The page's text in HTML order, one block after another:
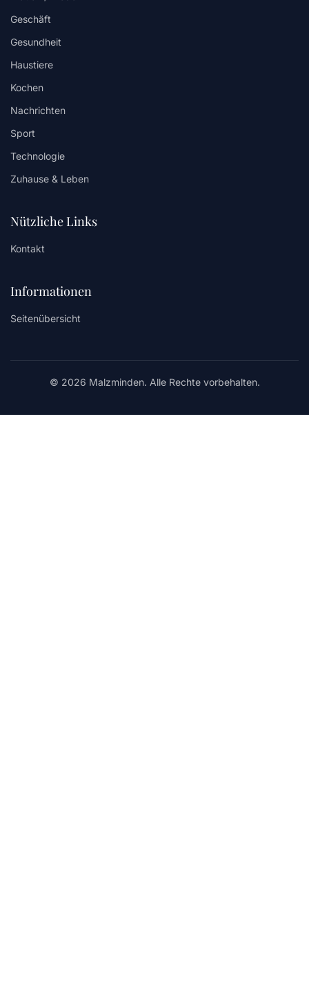
Geschäft
Gesundheit
Haustiere
Kochen
Nachrichten
Sport
Technologie
Zuhause & Leben
Nützliche Links
Kontakt
Informationen
Seitenübersicht
© 2026 Malzminden. Alle Rechte vorbehalten.